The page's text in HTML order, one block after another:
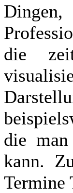
die
die
kann.
Termine